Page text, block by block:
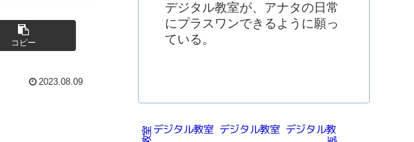
コピー
2023.08.09
デジタル教室が、アナタの日常
にプラスワンできるように願っ
ている。